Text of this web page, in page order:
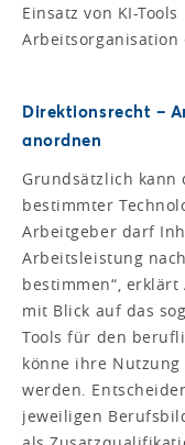
Einsatz von KI-
Arbeitsorganisation
Direktionsrecht –
anordnen
Grundsätzlich kann
bestimmter
Arbeitgeber darf
Arbeitsleistung
bestimmen“,
mit Blick auf das
Tools für den
könne ihre
werden.
jeweiligen